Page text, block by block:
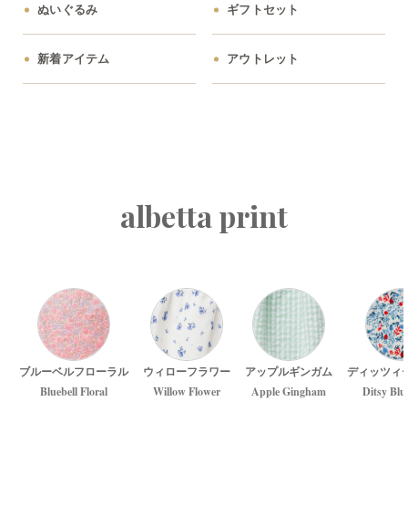
ぬいぐるみ ギフトセット
新着アイテム アウトレット
albetta print
ブルーベルフローラル
Bluebell Floral
ウィローフラワー
Willow Flower
アップルギンガム
Apple Gingham
ディッツィ
Ditsy